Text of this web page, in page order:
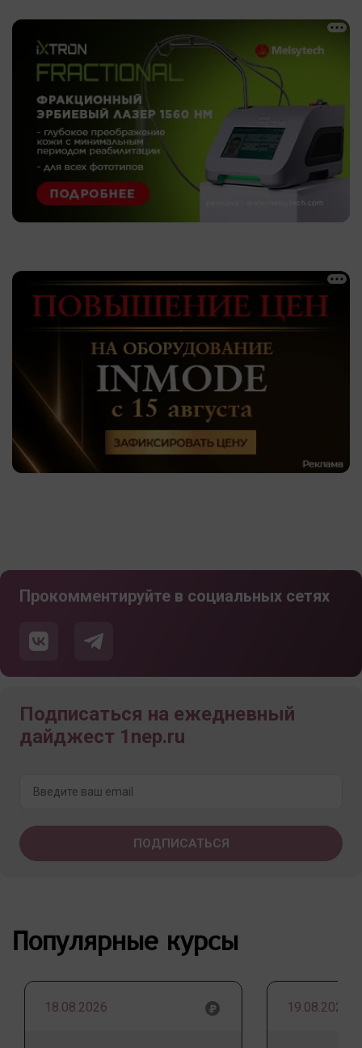
Прокомментируйте в социальных сетях
Подписаться на ежедневный
дайджест 1nep.ru
Популярные курсы
18.08.2026 19.08.2026